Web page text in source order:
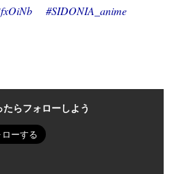
#SIDONIA_anime
らフォローしよう